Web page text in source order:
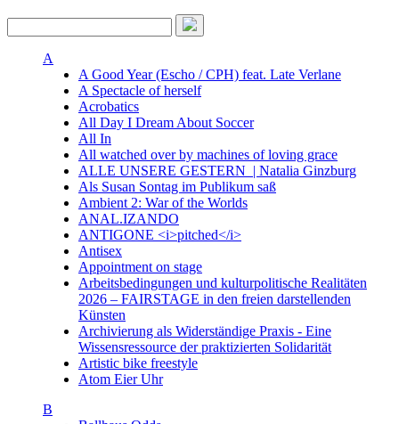
A
A Good Year (Escho / CPH) feat. Late Verlane
A Spectacle of herself
Acrobatics
All Day I Dream About Soccer
All In
All watched over by machines of loving grace
ALLE UNSERE GESTERN | Natalia Ginzburg
Als Susan Sontag im Publikum saß
Ambient 2: War of the Worlds
ANAL.IZANDO
ANTIGONE <i>pitched</i>
Antisex
Appointment on stage
Arbeitsbedingungen und kulturpolitische Realitäten
2026 – FAIRSTAGE in den freien darstellenden
Künsten
Archivierung als Widerständige Praxis - Eine
Wissensressource der praktizierten Solidarität
Artistic bike freestyle
Atom Eier Uhr
B